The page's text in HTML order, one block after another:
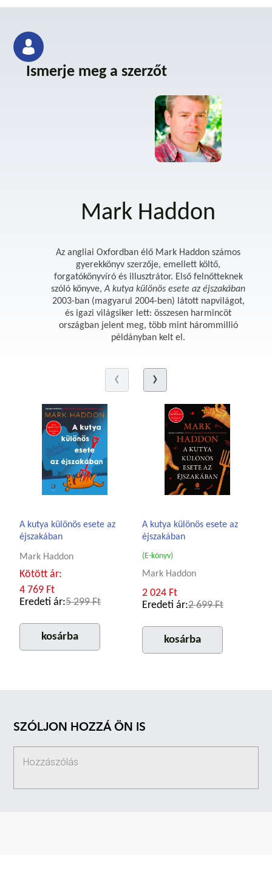
Ismerje meg a szerzőt
Mark Haddon
Az angliai Oxfordban élő Mark Haddon számos
gyerekkönyv szerzője, emellett költő,
forgatókönyvíró és illusztrátor. Első felnőtteknek
szóló könyve,A kutya különös esete az éjszakában
2003-ban (magyarul 2004-ben) látott napvilágot,
és igazi világsiker lett: összesen harmincöt
országban jelent meg, több mint hárommillió
példányban kelt el.
A kutya különös esete az
éjszakában
Mark Haddon
Kötött ár:
4 769 Ft
Eredeti ár:5 299 Ft
kosárba
A kutya különös esete az
éjszakában
(E-könyv)
Mark Haddon
2 024 Ft
Eredeti ár:2 699 Ft
kosárba
SZÓLJON HOZZÁ ÖN IS